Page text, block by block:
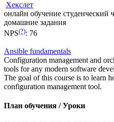
Хекслет
онлайн обучение студенческий
домашние задания
NPS(?): 76
Ansible fundamentals
Configuration management and
tools for any modern software
The goal of this course is to learn
configuration management tool.
План обучения / Уроки